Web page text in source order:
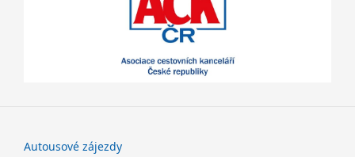
Autousové zájezdy